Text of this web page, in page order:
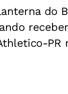
do
PR